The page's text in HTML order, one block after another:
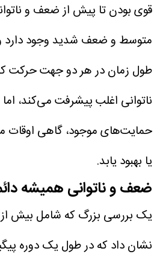
قوی بودن تا پیش از ضعف و
متوسط ‌و ضعف شدید وجود دارد
طول زمان در هر دو جهت حرکت
ناتوانی اغلب پیشرفت می‌کند،
حمایت‌های موجود، گاهی اوقات
یا بهبود یابد.
ضعف و ناتوانی همیشه
نشان داد که در طول یک دوره